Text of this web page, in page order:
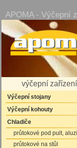
APOMA - Výčepní
výčepní zařízení
Výčepní stojany
Výčepní kohouty
Chladiče
průtokové pod pult,
průtokové na stůl